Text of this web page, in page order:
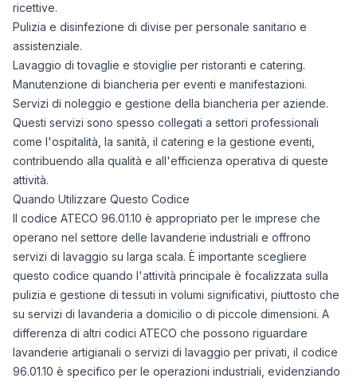
ricettive.
Pulizia e disinfezione di divise per personale sanitario e
assistenziale.
Lavaggio di tovaglie e stoviglie per ristoranti e catering.
Manutenzione di biancheria per eventi e manifestazioni.
Servizi di noleggio e gestione della biancheria per aziende.
Questi servizi sono spesso collegati a settori professionali
come l'ospitalità, la sanità, il catering e la gestione eventi,
contribuendo alla qualità e all'efficienza operativa di queste
attività.
Quando Utilizzare Questo Codice
Il codice ATECO 96.01.10 è appropriato per le imprese che
operano nel settore delle lavanderie industriali e offrono
servizi di lavaggio su larga scala. È importante scegliere
questo codice quando l'attività principale è focalizzata sulla
pulizia e gestione di tessuti in volumi significativi, piuttosto che
su servizi di lavanderia a domicilio o di piccole dimensioni. A
differenza di altri codici ATECO che possono riguardare
lavanderie artigianali o servizi di lavaggio per privati, il codice
96.01.10 è specifico per le operazioni industriali, evidenziando